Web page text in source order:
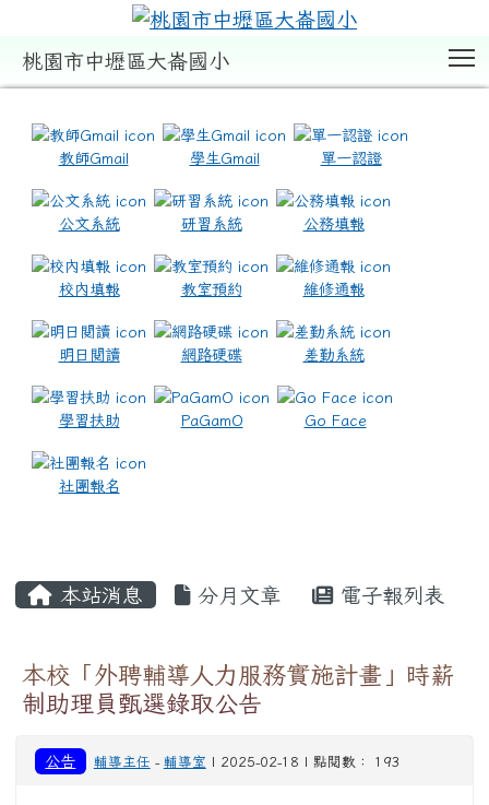
桃園市中壢區大崙國小
教師Gmail 學生Gmail 單一認證
公文系統 研習系統 公務填報
校內填報 教室預約 維修通報
明日閱讀 網路硬碟 差勤系統
學習扶助 PaGamO Go Face
社團報名
本站消息 分月文章 電子報列表
本校「外聘輔導人力服務實施計畫」時薪
制助理員甄選錄取公告
公告 輔導主任 - 輔導室 | 2025-02-18 | 點閱數： 193